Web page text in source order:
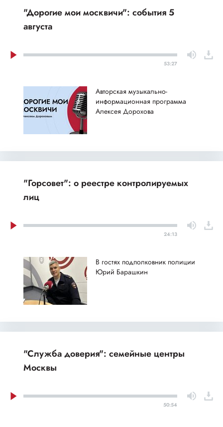
"Дорогие мои москвичи": события 5
августа
53:27
Авторская музыкально-
информационная программа
Алексея Дорохова
"Горсовет": о реестре контролируемых
лиц
24:13
В гостях подполковник полиции
Юрий Барашкин
"Служба доверия": семейные центры
Москвы
50:54